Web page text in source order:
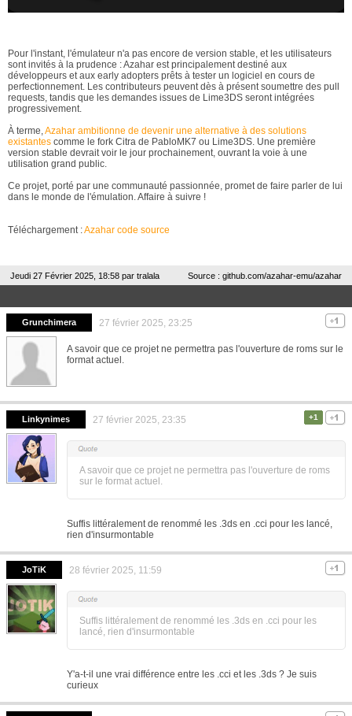
Pour l'instant, l'émulateur n'a pas encore de version stable, et les utilisateurs
sont invités à la prudence : Azahar est principalement destiné aux
développeurs et aux early adopters prêts à tester un logiciel en cours de
perfectionnement. Les contributeurs peuvent dès à présent soumettre des pull
requests, tandis que les demandes issues de Lime3DS seront intégrées
progressivement.
À terme,Azahar ambitionne de devenir une alternative à des solutions
existantes comme le fork Citra de PabloMK7 ou Lime3DS. Une première
version stable devrait voir le jour prochainement, ouvrant la voie à une
utilisation grand public.
Ce projet, porté par une communauté passionnée, promet de faire parler de lui
dans le monde de l'émulation. Affaire à suivre !
Téléchargement :Azahar code source
Jeudi 27 Février 2025, 18:58 par tralala Source : github.com/azahar-emu/azahar
Grunchimera 27 février 2025, 23:25
A savoir que ce projet ne permettra pas l'ouverture de roms sur le
format actuel.
Linkynimes 27 février 2025, 23:35 +1
A savoir que ce projet ne permettra pas l'ouverture de roms
sur le format actuel.
Suffis littéralement de renommé les .3ds en .cci pour les lancé,
rien d'insurmontable
JoTiK 28 février 2025, 11:59
Suffis littéralement de renommé les .3ds en .cci pour les
lancé, rien d'insurmontable
Y'a-t-il une vrai différence entre les .cci et les .3ds ? Je suis
curieux